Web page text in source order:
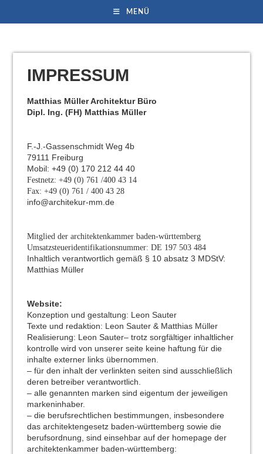
MENÜ
IMPRESSUM
Matthias Müller Architektur Büro
Dipl. Ing. (FH) Matthias Müller
F.-J.-Gassenschmidt Weg 4b
79111 Freiburg
Mobil: +49 (0) 170 212 44 40
Festnetz: +49 (0) 761 /400 43 14
Fax: +49 (0) 761 / 400 43 28
info@architekur-mm.de
Mitglied der architektenkammer baden-württemberg
Umsatzsteueridentifikationsnummer: DE 197 503 484
Inhaltlich verantwortlich gemäß § 10 absatz 3 MDStV:
Matthias Müller
Website:
Konzeption und gestaltung: Leon Sauter
Texte und redaktion: Leon Sauter & Matthias Müller
Realisierung: Leon Sauter– trotz sorgfältiger inhaltlicher
kontrolle wird von unserer seite keine haftung für die
inhalte externer links übernommen.
– für den inhalt der verlinkten seiten sind ausschließlich
deren betreiber verantwortlich.
– alle genannten marken sind eigentum der jeweiligen
markeninhaber.
– die berufsrechtlichen bestimmungen, insbesondere
das architektengesetz baden-württemberg sowie die
berufsordnung, sind einsehbar auf der homepage der
architektenkammer baden-württemberg: